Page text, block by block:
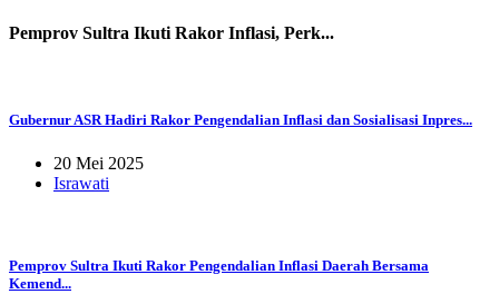
Pemprov Sultra Ikuti Rakor Inflasi, Perk...
Gubernur ASR Hadiri Rakor Pengendalian Inflasi dan Sosialisasi Inpres...
20 Mei 2025
Israwati
Pemprov Sultra Ikuti Rakor Pengendalian Inflasi Daerah Bersama
Kemend...